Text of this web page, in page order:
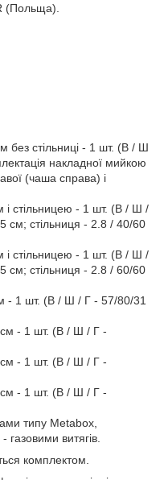
(Польща).
без стільниці - 1 шт. (В / Ш
накладної мийкою
(чаша справа) і
стільницею - 1 шт. (В / Ш /
см; стільниця - 2.8 / 40/60
стільницею - 1 шт. (В / Ш /
см; стільниця - 2.8 / 60/60
- 1 шт. (В / Ш / Г - 57/80/31
- 1 шт. (В / Ш / Г -
- 1 шт. (В / Ш / Г -
- 1 шт. (В / Ш / Г -
типу Metabox,
витягів.
комплектом.